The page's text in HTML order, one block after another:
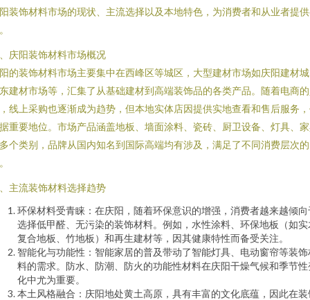
装饰材料市场的现状、主流选择以及本地特色，为消费者和从业者提
庆阳装饰材料市场概况
的装饰材料市场主要集中在西峰区等城区，大型建材市场如庆阳建材
建材市场等，汇集了从基础建材到高端装饰品的各类产品。随着电商
线上采购也逐渐成为趋势，但本地实体店因提供实地查看和售后服务
重要地位。市场产品涵盖地板、墙面涂料、瓷砖、厨卫设备、灯具、
个类别，品牌从国内知名到国际高端均有涉及，满足了不同消费层次
主流装饰材料选择趋势
环保材料受青睐：在庆阳，随着环保意识的增强，消费者越来越倾向
选择低甲醛、无污染的装饰材料。例如，水性涂料、环保地板（如实
复合地板、竹地板）和再生建材等，因其健康特性而备受关注。
智能化与功能性：智能家居的普及带动了智能灯具、电动窗帘等装饰
料的需求。防水、防潮、防火的功能性材料在庆阳干燥气候和季节性
化中尤为重要。
本土风格融合：庆阳地处黄土高原，具有丰富的文化底蕴，因此在装